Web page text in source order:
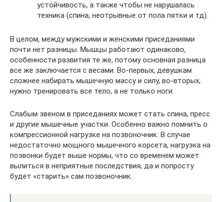
устойчивость, а также чтобы не нарушалась
техника (спина, неотрывные от пола пятки и тд).
В целом, между мужскими и женскими приседаниями
почти нет разницы. Мышцы работают одинаково,
особенности развития те же, потому основная разница
все же заключается с весами. Во-первых, девушкам
сложнее набирать мышечную массу и силу, во-вторых,
нужно тренировать все тело, а не только ноги.
Слабым звеном в приседаниях может стать спина, пресс
и другие мышечные участки. Особенно важно помнить о
компрессионной нагрузке на позвоночник. В случае
недостаточно мощного мышечного корсета, нагрузка на
позвонки будет выше нормы, что со временем может
вылиться в неприятные последствия, да и попросту
будет «старить» сам позвоночник.